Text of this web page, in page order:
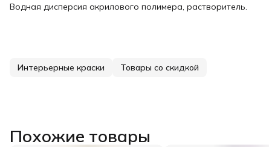
Водная дисперсия акрилового полимера, растворитель.
Интерьерные краски Товары со скидкой
Похожие товары